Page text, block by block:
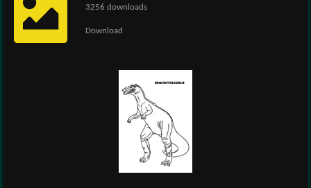
3256 downloads
Download